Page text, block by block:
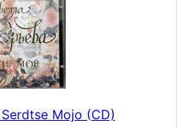
Mojo (CD)